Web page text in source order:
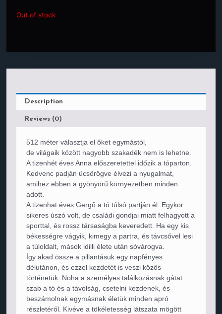
Out of stock
Description
Reviews (0)
512 méter választja el őket egymástól,
de világaik között nagyobb szakadék nem is lehetne.
A tizenhét éves Anna előszeretettel időzik a tóparton.
Kedvenc padján ücsörögve élvezi a nyugalmat,
amihez ebben a gyönyörű környezetben minden
adott.
A tizenhat éves Gergő a tó túlsó partján él. Egykor
sikeres úszó volt, de családi gondjai miatt felhagyott a
sporttal, és rossz társaságba keveredett. Ha egy kis
békességre vágyik, kimegy a partra, és távcsővel lesi
a túloldalt, mások idilli élete után sóvárogva.
Így akad össze a pillantásuk egy napfényes
délutánon, és ezzel kezdetét is veszi közös
történetük. Noha a személyes találkozásnak gátat
szab a tó és a távolság, csetelni kezdenek, és
beszámolnak egymásnak életük minden apró
részletéről. Kivéve a tökéletesség látszata mögött